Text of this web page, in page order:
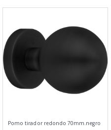
Pomo tirador redondo 70mm.negro